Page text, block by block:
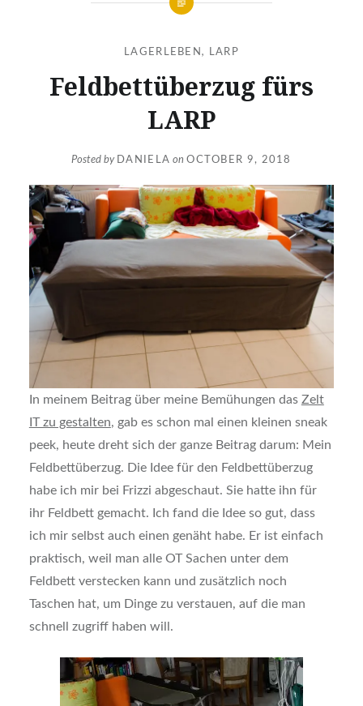
LAGERLEBEN, LARP
Feldbettüberzug fürs
LARP
Posted by DANIELA onOCTOBER 9, 2018
In meinem Beitrag über meine Bemühungen das Zelt
IT zu gestalten, gab es schon mal einen kleinen sneak
peek, heute dreht sich der ganze Beitrag darum: Mein
Feldbettüberzug. Die Idee für den Feldbettüberzug
habe ich mir bei Frizzi abgeschaut. Sie hatte ihn für
ihr Feldbett gemacht. Ich fand die Idee so gut, dass
ich mir selbst auch einen genäht habe. Er ist einfach
praktisch, weil man alle OT Sachen unter dem
Feldbett verstecken kann und zusätzlich noch
Taschen hat, um Dinge zu verstauen, auf die man
schnell zugriff haben will.